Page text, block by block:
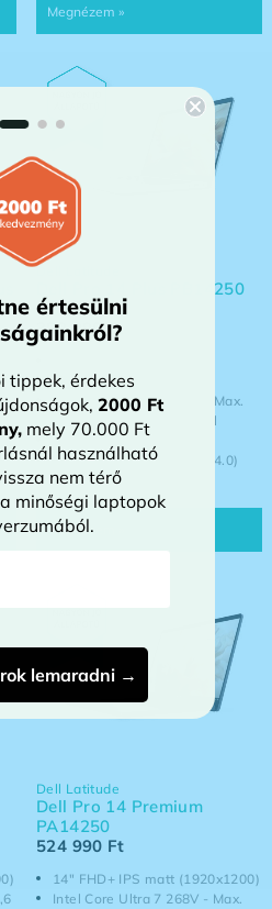
érintőkijelző (300nit)
Intel Core Ultra 7 265U - Max.
5,3 GHz, 12 mag / 14 szál
16GB DDR5
512GB NVMe SSD (PCIe 4.0)
Intel Graphics
Dell Latitude
Dell Pro 14 Plus PB14250
2-in-1
389 990Ft
14" FHD+ IPS matt (1920x1200)
Intel Core Ultra 7 268V - Max.
Dell Latitude
Dell Pro 14 Premium
PA14250
524 990 Ft
értesülni
tippek, érdekes
2000 Ft
, mely 70.000 Ft
használható
nem térő
minőségi laptopok
Nem akarok lemaradni →